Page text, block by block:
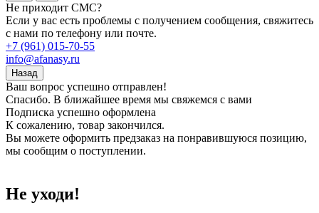
Не приходит СМС?
Если у вас есть проблемы с получением сообщения, свяжитесь
с нами по телефону или почте.
+7 (961) 015-70-55
info@afanasy.ru
Назад
Ваш вопрос успешно отправлен!
Спасибо. В ближайшее время мы свяжемся с вами
Подписка успешно оформлена
К сожалению, товар закончился.
Вы можете оформить предзаказ на понравившуюся позицию,
мы сообщим о поступлении.
Не уходи!